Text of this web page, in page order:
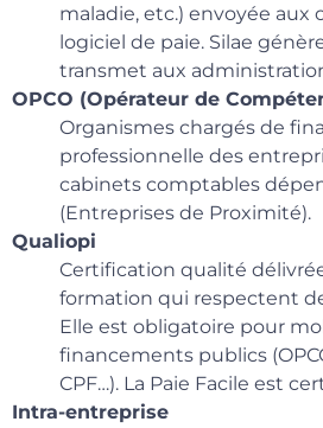
maladie, etc.) envoyée aux
logiciel de paie. Silae
transmet aux
OPCO (Opérateur de
Organismes chargés de
professionnelle des
cabinets comptables
(Entreprises de Proximité).
Qualiopi
Certification qualité
formation qui respectent
Elle est obligatoire pour
financements publics
CPF…). La Paie Facile est
Intra-entreprise